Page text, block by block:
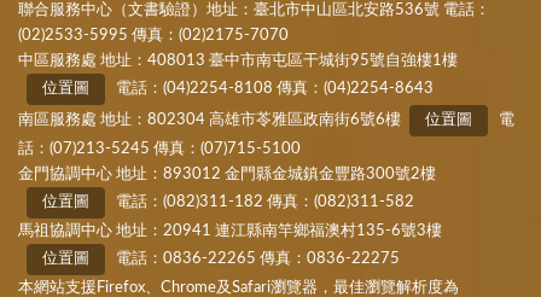
聯合服務中心（文書驗證）地址：臺北市中山區北安路536號 電話：
(02)2533-5995 傳真：(02)2175-7070
中區服務處 地址：408013 臺中市南屯區干城街95號自強樓1樓
位置圖
電話：(04)2254-8108 傳真：(04)2254-8643
南區服務處 地址：802304 高雄市苓雅區政南街6號6樓
位置圖
電
話：(07)213-5245 傳真：(07)715-5100
金門協調中心 地址：893012 金門縣金城鎮金豐路300號2樓
位置圖
電話：(082)311-182 傳真：(082)311-582
馬祖協調中心 地址：20941 連江縣南竿鄉福澳村135-6號3樓
位置圖
電話：0836-22265 傳真：0836-22275
本網站支援Firefox、Chrome及Safari瀏覽器，最佳瀏覽解析度為